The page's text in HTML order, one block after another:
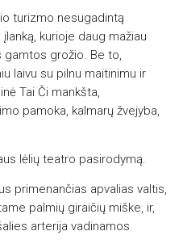
turizmo nesugadintą
kurioje daug mažiau
gamtos grožio. Be to,
laivu su pilnu maitinimu ir
Tai Či mankšta,
pamoka, kalmarų žvejyba,
lėlių teatro pasirodymą.
primenančias apvalias valtis,
palmių giraičių miške, ir,
arterija vadinamos